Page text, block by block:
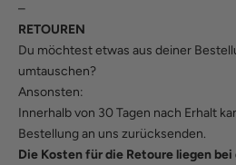
–
RETOUREN
Du möchtest etwas aus deiner
umtauschen?
Ansonsten:
Innerhalb von 30 Tagen nach Erhalt
Bestellung an uns zurücksenden.
Die Kosten für die Retoure liegen bei